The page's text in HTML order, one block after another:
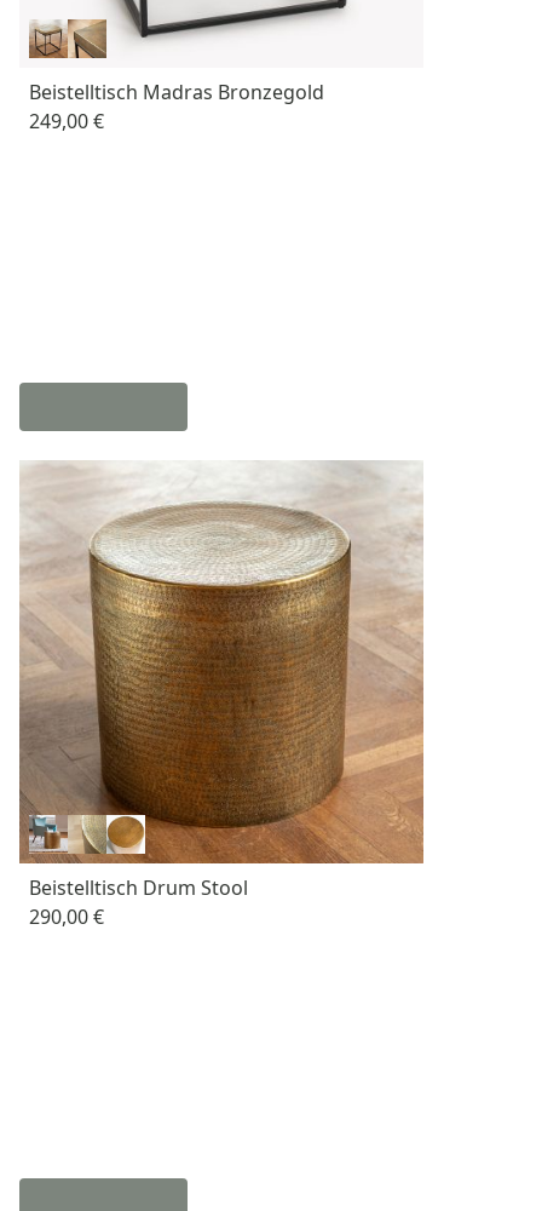
Beistelltisch Madras Bronzegold
249,00 €
Beistelltisch Drum Stool
290,00 €